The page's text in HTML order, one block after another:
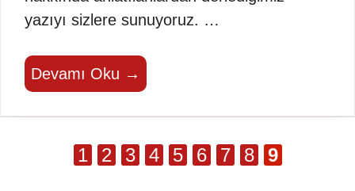
yazıyı sizlere sunuyoruz. …
Devamı Oku →
Sayfa
1 Sayfa
2 Sayfa
3 Sayfa
4 Sayfa
5 Sayfa
6 Sayfa
7 Sayfa
8 Sayfa
9